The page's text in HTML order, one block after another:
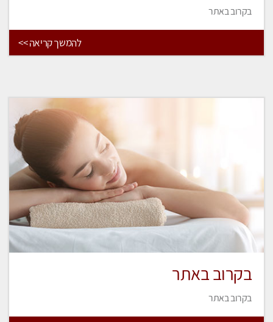
בקרוב באתר
להמשך קריאה >>
בקרוב באתר
בקרוב באתר